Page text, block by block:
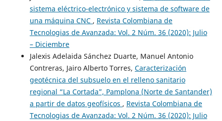
sistema eléctrico-electrónico y sistema de software de
una máquina CNC , Revista Colombiana de
Tecnologias de Avanzada: Vol. 2 Núm. 36 (2020): Julio
– Diciembre
Jalexis Adelaida Sánchez Duarte, Manuel Antonio
Contreras, Jairo Alberto Torres, Caracterización
geotécnica del subsuelo en el relleno sanitario
regional “La Cortada”, Pamplona (Norte de Santander)
a partir de datos geofísicos , Revista Colombiana de
Tecnologias de Avanzada: Vol. 2 Núm. 36 (2020): Julio